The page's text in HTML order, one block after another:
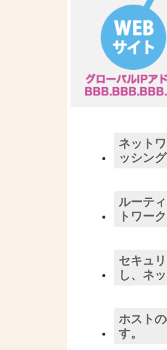
ネット
ッシン
ルーテ
トワー
セキュ
し、ネ
ホスト
す。